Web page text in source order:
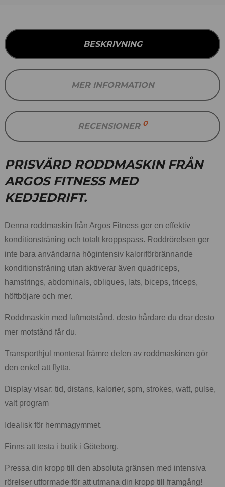
BESKRIVNING
MER INFORMATION
RECENSIONER 0
PRISVÄRD RODDMASKIN FRÅN
ARGOS FITNESS MED
KEDJEDRIFT.
Denna roddmaskin från Argos Fitness ger en effektiv
konditionsträning och totalt kroppspass. Roddrörelsen ger
inte bara användarna högintensiv kaloriförbrännande
konditionsträning utan aktiverar även quadriceps,
hamstrings, abdominals, obliques, lats, biceps, triceps,
höftböjare och mer.
Roddmaskin med luftmotstånd, desto hårdare du drar desto
mer motstånd får du.
Transporthjul monterat främre delen av roddmaskinen gör
den enkel att flytta.
Display visar: tid, distans, kalorier, spm, strokes, watt, pulse,
valt program
Idealisk för hemmagymmet.
Finns att testa i butik i Göteborg.
Pressa din kropp till den absoluta gränsen med intensiva
rörelser utformade för att utmana din kropp till framgång!